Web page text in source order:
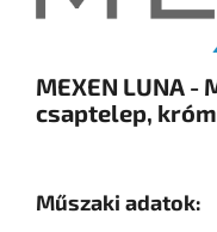
MEXEN LUNA -
csaptelep,
Műszaki adatok: